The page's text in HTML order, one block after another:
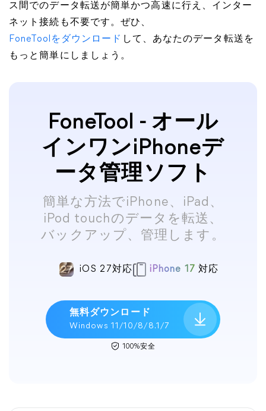
ス間でのデータ転送が簡単かつ高速に行え、インター
ネット接続も不要です。ぜひ、
FoneToolをダウンロード して、あなたのデータ転送を
もっと簡単にしましょう。
FoneTool - オール
インワンiPhoneデ
ータ管理ソフト
簡単な方法でiPhone、iPad、
iPod touchのデータを転送、
バックアップ、管理します。
iOS 27対応 iPhone 17 対応
無料ダウンロード
Windows 11/10/8/8.1/7
100%安全